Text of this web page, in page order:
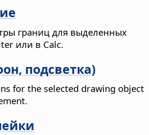
границ для выделенных
или в Calc.
подсветка)
for the selected drawing object